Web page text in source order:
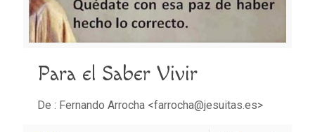
Para el Saber Vivir
De : Fernando Arrocha <farrocha@jesuitas.es>